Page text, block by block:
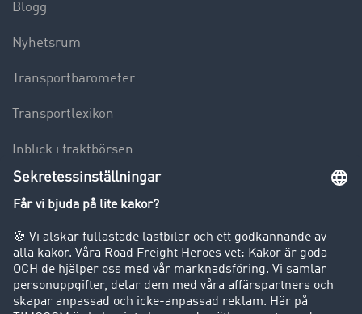
Blogg
Nyhetsrum
Transportbarometer
Transportlexikon
Inblick i fraktbörsen
Körförbud för lastbilar
Företag
Kunder värvar kunder
Success Stories